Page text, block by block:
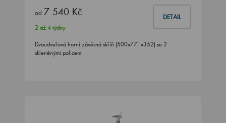
od 7 540 Kč DETAIL
2 až 4 týdny
Dvoudveřová horní závěsná skříň (500x771x352) se 2
skleněnými policemi